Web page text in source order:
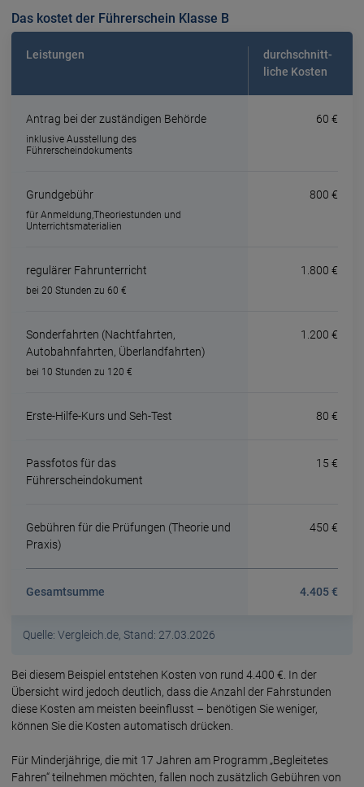
Das kostet der Führerschein Klasse B
Leistungen
durchschnitt­
liche Kosten
Antrag bei der zuständigen Behörde
inklusive Ausstellung des
Führerscheindokuments
60 €
Grundgebühr
für Anmeldung,Theoriestunden und
Unterrichtsmaterialien
800 €
regulärer Fahrunterricht
bei 20 Stunden zu 60 €
1.800 €
Sonderfahrten (Nachtfahrten,
Autobahnfahrten, Überlandfahrten)
bei 10 Stunden zu 120 €
1.200 €
Erste-Hilfe-Kurs und Seh-Test 80 €
Passfotos für das
Führerscheindokument
15 €
Gebühren für die Prüfungen (Theorie und
Praxis)
450 €
Gesamtsumme 4.405 €
Quelle: Vergleich.de, Stand: 27.03.2026
Bei diesem Beispiel entstehen Kosten von rund 4.400 €. In der
Übersicht wird jedoch deutlich, dass die Anzahl der Fahrstunden
diese Kosten am meisten beeinflusst – benötigen Sie weniger,
können Sie die Kosten automatisch drücken.
Für Minder­jährige, die mit 17 Jahren am Programm „Begleitetes
Fahren“ teil­nehmen möchten, fallen noch zusätz­lich Ge­bühren von